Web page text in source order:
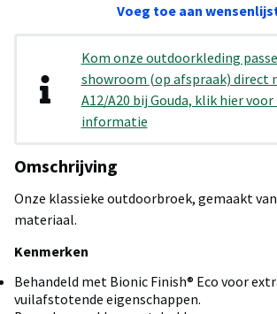
Voeg toe aan
Kom onze outdoorkleding
showroom (op afspraak) direct
A12/A20 bij Gouda, klik hier
informatie
Omschrijving
Onze klassieke outdoorbroek, gemaakt
materiaal.
Kenmerken
Behandeld met Bionic Finish® Eco voor
vuilafstotende eigenschappen.